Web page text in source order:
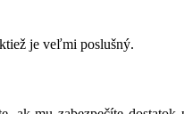
je veľmi poslušný.